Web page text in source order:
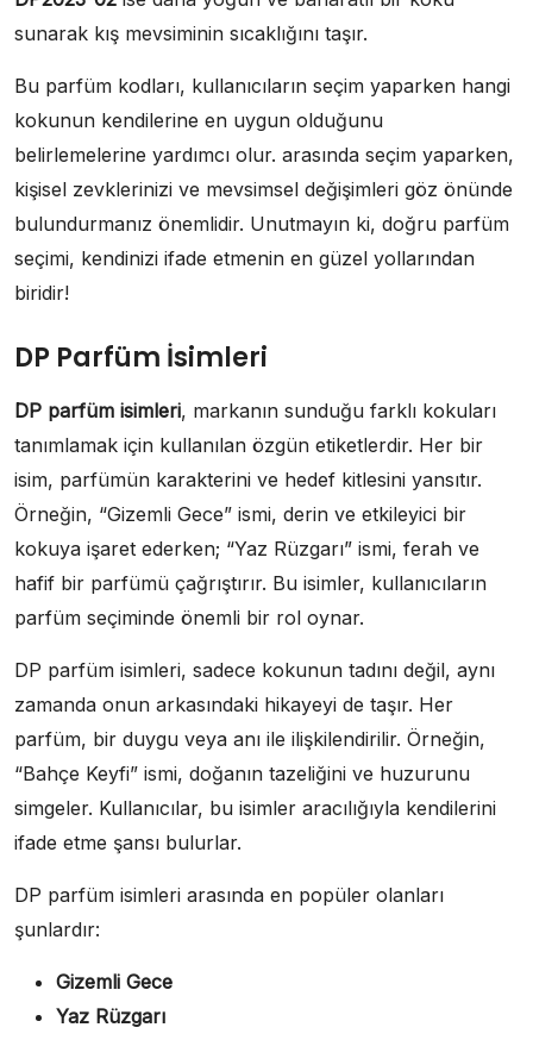
sunarak kış mevsiminin sıcaklığını taşır.
Bu parfüm kodları, kullanıcıların seçim yaparken hangi
kokunun kendilerine en uygun olduğunu
belirlemelerine yardımcı olur. arasında seçim yaparken,
kişisel zevklerinizi ve mevsimsel değişimleri göz önünde
bulundurmanız önemlidir. Unutmayın ki, doğru parfüm
seçimi, kendinizi ifade etmenin en güzel yollarından
biridir!
DP Parfüm İsimleri
DP parfüm isimleri, markanın sunduğu farklı kokuları
tanımlamak için kullanılan özgün etiketlerdir. Her bir
isim, parfümün karakterini ve hedef kitlesini yansıtır.
Örneğin, “Gizemli Gece” ismi, derin ve etkileyici bir
kokuya işaret ederken; “Yaz Rüzgarı” ismi, ferah ve
hafif bir parfümü çağrıştırır. Bu isimler, kullanıcıların
parfüm seçiminde önemli bir rol oynar.
DP parfüm isimleri, sadece kokunun tadını değil, aynı
zamanda onun arkasındaki hikayeyi de taşır. Her
parfüm, bir duygu veya anı ile ilişkilendirilir. Örneğin,
“Bahçe Keyfi” ismi, doğanın tazeliğini ve huzurunu
simgeler. Kullanıcılar, bu isimler aracılığıyla kendilerini
ifade etme şansı bulurlar.
DP parfüm isimleri arasında en popüler olanları
şunlardır:
Gizemli Gece
Yaz Rüzgarı